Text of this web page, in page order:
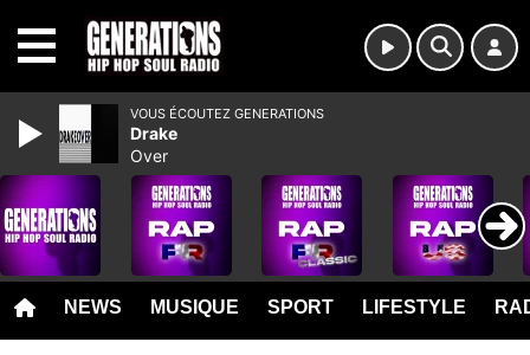
NEWS MUSIQUE SPORT LIFESTYLE
VOUS ÉCOUTEZ GENERATIONS
Drake
Over